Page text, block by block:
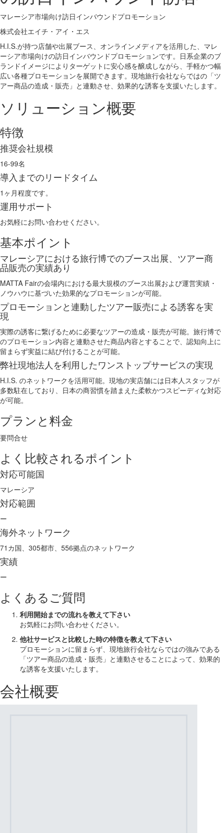
マレーシア市場向け訪日インバウンドプロモーション
株式会社エイチ・アイ・エス
H.I.S.が持つ店舗や出展ブース、オンラインメディアを活用した、マレ
ーシア市場向けの訪日インバウンドプロモーションです。日系企業のブ
ランドイメージによりターゲットに安心感を醸成しながら、手軽かつ幅
広い各種プロモーションを展開できます。現地旅行会社ならではの「ツ
アー商品の造成・販売」と連動させ、効果的な誘客を支援いたします。
ソリューション概要
特徴
推奨会社規模
16-99名
導入までのリードタイム
1ヶ月程度です。
運用サポート
お気軽にお問い合わせください。
基本ポイント
マレーシアにおける旅行博でのブース出展、ツアー商
品販売の実績あり
MATTA Fairの会場内における最大規模のブース出展および運営実績・
ノウハウに基づいた効果的なプロモーションが可能。
プロモーションと連動したツアー販売による誘客を実
現
実際の誘客に繋げるために必要なツアーの造成・販売が可能。旅行博で
のプロモーション内容と連動させた商品内容とすることで、認知向上に
留まらず実益に結び付けることが可能。
弊社現地法人を利用したワンストップサービスの実現
H.I.S. のネットワークを活用可能。現地の実店舗には日本人スタッフが
多数駐在しており、日本の商習慣を踏まえた柔軟かつスピーディな対応
が可能。
プランと料金
要問合せ
よく比較されるポイント
対応可能国
マレーシア
対応範囲
ー
海外ネットワーク
71カ国、305都市、556拠点のネットワーク
実績
ー
よくあるご質問
利用開始までの流れを教えて下さい
お気軽にお問い合わせください。
他社サービスと比較した時の特徴を教えて下さい
プロモーションに留まらず、現地旅行会社ならではの強みである
「ツアー商品の造成・販売」と連動させることによって、効果的
な誘客を支援いたします。
会社概要